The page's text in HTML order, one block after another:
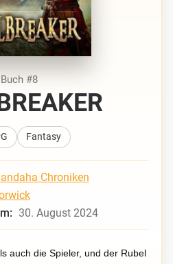
Buch #8
Fantasy
Chroniken
30. August 2024
auch die Spieler, und der Rubel